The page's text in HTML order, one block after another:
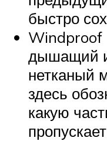
быстро
Windproof
дышащий
нетканый
здесь
какую